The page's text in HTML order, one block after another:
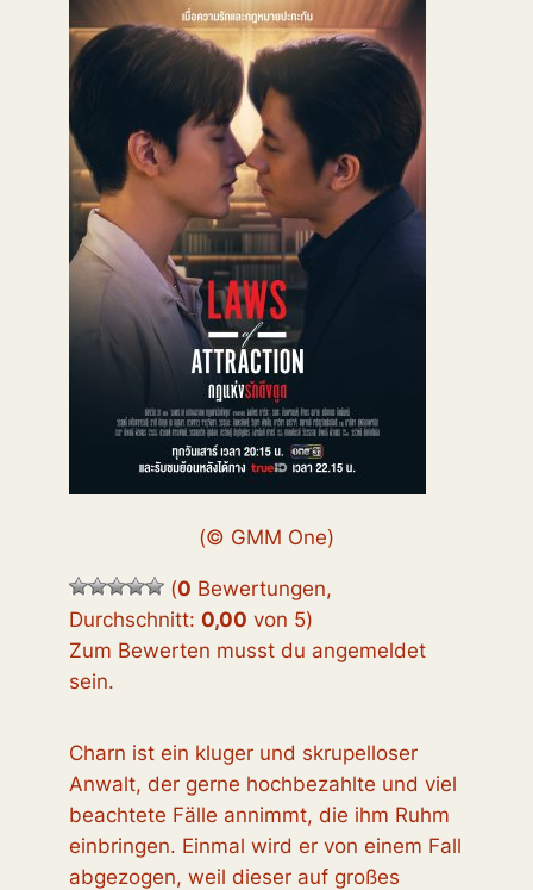
(© GMM One)
(0 Bewertungen,
Durchschnitt:0,00 von 5)
Zum Bewerten musst du angemeldet
sein.
Charn ist ein kluger und skrupelloser
Anwalt, der gerne hochbezahlte und viel
beachtete Fälle annimmt, die ihm Ruhm
einbringen. Einmal wird er von einem Fall
abgezogen, weil dieser auf großes